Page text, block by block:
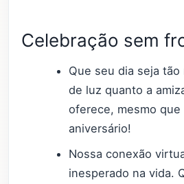
Celebração sem
Que seu dia seja
de luz quanto a
oferece, mesmo que
aniversário!
Nossa conexão
inesperado na vida.